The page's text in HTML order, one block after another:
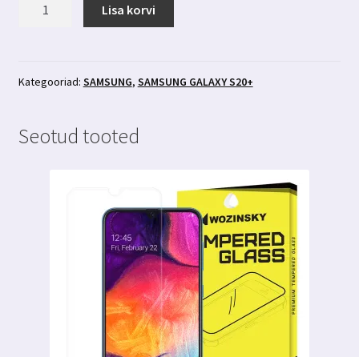
ümbris
Lisa korvi
Kategooriad: SAMSUNG, SAMSUNG GALAXY S20+
Seotud tooted